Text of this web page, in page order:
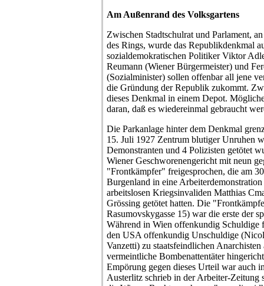
Am Außenrand des Volksgartens
Zwischen Stadtschulrat und Parlament,
des Rings, wurde das Republikdenkmal
sozialdemokratischen Politiker Viktor
Reumann (Wiener Bürgermeister) und
(Sozialminister) sollen offenbar all jene
die Gründung der Republik zukommt.
dieses Denkmal in einem Depot.
daran, daß es wiedereinmal gebraucht
Die Parkanlage hinter dem Denkmal
15. Juli 1927 Zentrum blutiger Unruhen
Demonstranten und 4 Polizisten getötet
Wiener Geschworenengericht mit neun
"Frontkämpfer" freigesprochen, die am
Burgenland in eine Arbeiterdemonstration
arbeitslosen Kriegsinvaliden Matthias
Grössing getötet hatten. Die
Rasumovskygasse 15) war die erste der
Während in Wien offenkundig Schuldige
den USA offenkundig Unschuldige
Vanzetti) zu staatsfeindlichen
vermeintliche Bombenattentäter
Empörung gegen dieses Urteil war auch
Austerlitz schrieb in der Arbeiter-Zeitung